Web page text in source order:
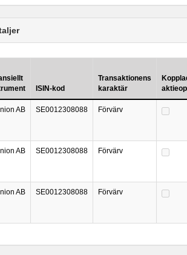
ISIN-kod
Transaktionens
karaktär
AB SE0012308088 Förvärv
AB SE0012308088 Förvärv
AB SE0012308088 Förvärv